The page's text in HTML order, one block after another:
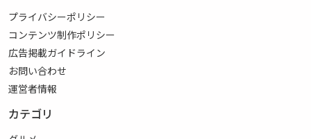
プライバシーポリシー
コンテンツ制作ポリシー
広告掲載ガイドライン
お問い合わせ
運営者情報
カテゴリ